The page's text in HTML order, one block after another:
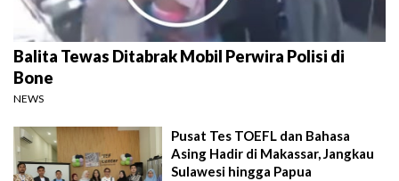
Balita Tewas Ditabrak Mobil Perwira Polisi di
Bone
NEWS
Pusat Tes TOEFL dan Bahasa
Asing Hadir di Makassar, Jangkau
Sulawesi hingga Papua